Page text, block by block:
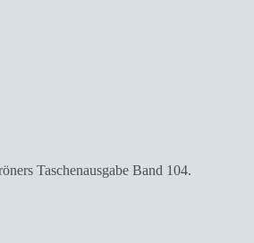
Taschenausgabe Band 104.